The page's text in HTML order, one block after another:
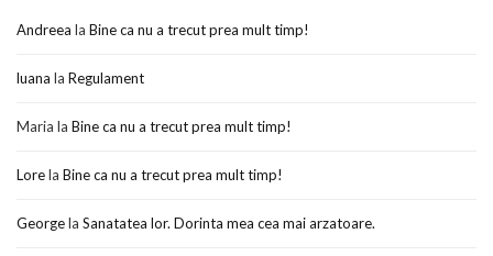
Andreea la Bine ca nu a trecut prea mult timp!
luana la Regulament
Maria la Bine ca nu a trecut prea mult timp!
Lorela Bine ca nu a trecut prea mult timp!
Georgela Sanatatea lor. Dorinta mea cea mai arzatoare.